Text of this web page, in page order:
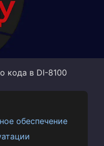
кода в DI-8100
обеспечение